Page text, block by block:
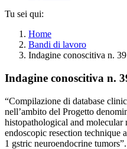
Tu sei qui:
Home
Bandi di lavoro
Indagine conoscitiva n.
Indagine conoscitiva n.
“Compilazione di database
nell’ambito del Progetto
histopathological and
endoscopic resection
1 gstric neuroendocrine tumors”.